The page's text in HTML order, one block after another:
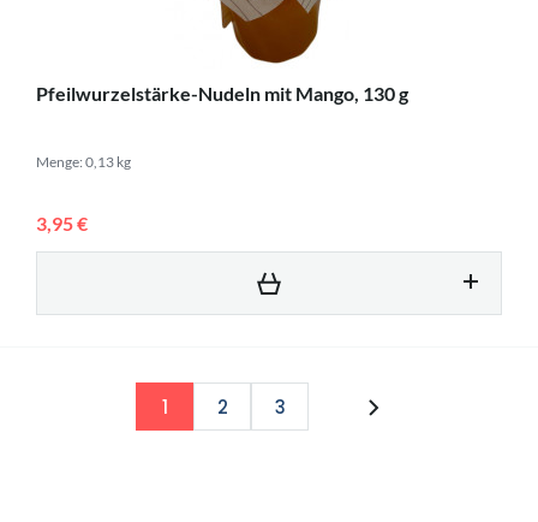
Pfeilwurzelstärke-Nudeln mit Mango, 130 g
Menge: 0,13 kg
3,95 €
1 2 3